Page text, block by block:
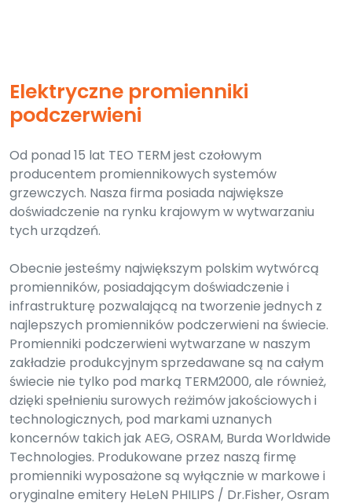
Elektryczne promienniki
podczerwieni
Od ponad 15 lat TEO TERM jest czołowym
producentem promiennikowych systemów
grzewczych. Nasza firma posiada największe
doświadczenie na rynku krajowym w wytwarzaniu
tych urządzeń.
Obecnie jesteśmy największym polskim wytwórcą
promienników, posiadającym doświadczenie i
infrastrukturę pozwalającą na tworzenie jednych z
najlepszych promienników podczerwieni na świecie.
Promienniki podczerwieni wytwarzane w naszym
zakładzie produkcyjnym sprzedawane są na całym
świecie nie tylko pod marką TERM2000, ale również,
dzięki spełnieniu surowych reżimów jakościowych i
technologicznych, pod markami uznanych
koncernów takich jak AEG, OSRAM, Burda Worldwide
Technologies. Produkowane przez naszą firmę
promienniki wyposażone są wyłącznie w markowe i
oryginalne emitery HeLeN PHILIPS / Dr.Fisher, Osram